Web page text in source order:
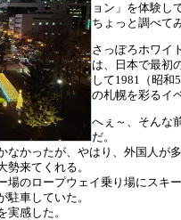
ョン」を体験し
ちょっと調べて
さっぽろホワイ
は、日本で最初
して1981（昭和
の札幌を彩るイ
へぇ～、そんな
だ。
なかったが、やはり、外国人が
勢来てくれる。
場のロープウェイ乗り場にスキ
車していた。
感した。